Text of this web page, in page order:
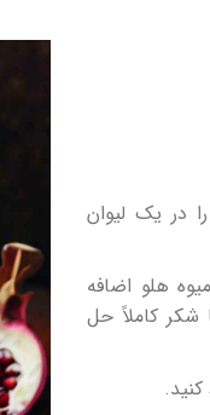
در یک لیوان
هلو اضافه
شکر کاملاً حل